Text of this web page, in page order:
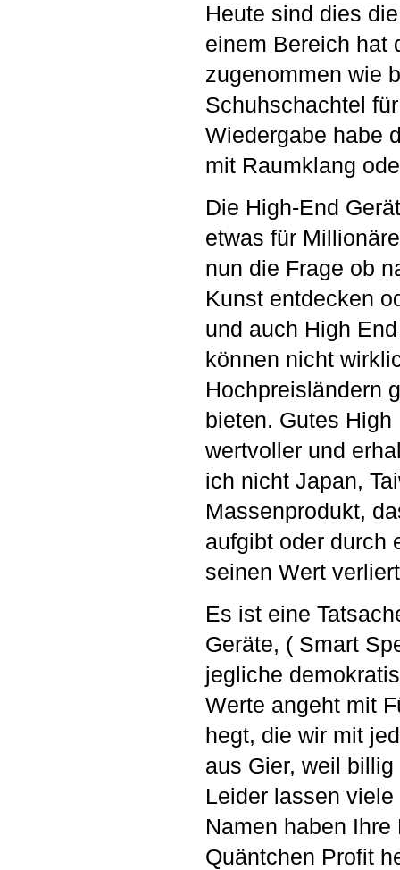
Heute sind dies
einem Bereich hat
zugenommen wie
Schuhschachtel
Wiedergabe habe
mit Raumklang
Die High-End
etwas für
nun die Frage ob
Kunst entdecken
und auch High
können nicht
Hochpreisländern
bieten. Gutes
wertvoller und
ich nicht Japan,
Massenprodukt,
aufgibt oder durch
seinen Wert
Es ist eine
Geräte, ( Smart
jegliche
Werte angeht mit
hegt, die wir mit
aus Gier, weil
Leider lassen
Namen haben
Quäntchen Profit